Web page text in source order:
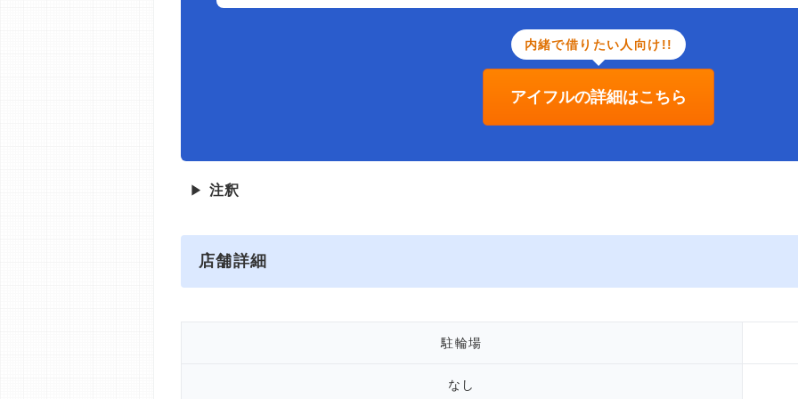
内緒で借りたい人向け!!
アイフルの詳細はこちら
▶ 注釈
店舗詳細
駐輪場
なし